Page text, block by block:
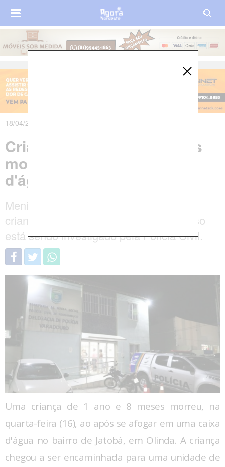
18/04/2025 às 06h55m
Criança de 1 ano e 8 meses
morre afogada em caixa
d'água de casa, em Olinda
Menina foi deixada brincando com outra
criança de 2 anos, sem supervisão. Caso
está sendo investigado pela Polícia Civil.
Uma criança de 1 ano e 8 meses morreu, na
quarta-feira (16), ao após se afogar em uma caixa
d'água no bairro de Jatobá, em Olinda. A criança
chegou a ser encaminhada para uma unidade de